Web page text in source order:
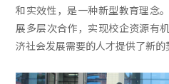
和实效性，是一种新型教育理念
展多层次合作，实现校企资源有
济社会发展需要的人才提供了新的